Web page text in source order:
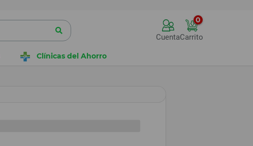
Cuenta
0
Carrito
Clínicas del Ahorro